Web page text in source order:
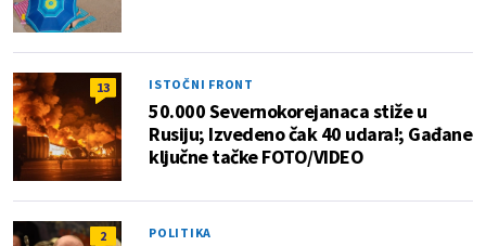
13 ISTOČNI FRONT
50.000 Severnokorejanaca stiže u
Rusiju; Izvedeno čak 40 udara!; Gađane
ključne tačke FOTO/VIDEO
2 POLITIKA